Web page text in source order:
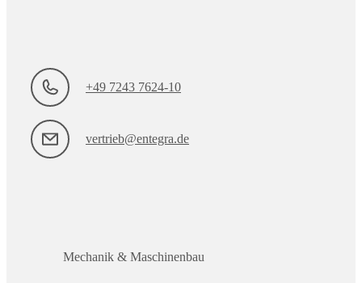
+49 7243 7624-10
vertrieb@entegra.de
Mechanik & Maschinenbau